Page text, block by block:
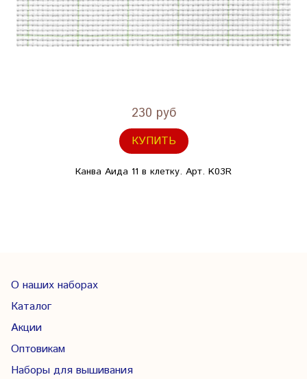
230 руб
КУПИТЬ
Канва Аида 11 в клетку. Арт. K03R
О наших наборах
Каталог
Акции
Оптовикам
Наборы для вышивания